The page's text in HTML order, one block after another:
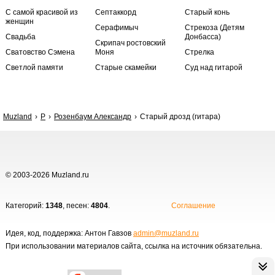
С самой красивой из
женщин
Свадьба
Сватовство Сэмена
Светлой памяти
Септаккорд
Серафимыч
Скрипач ростовский
Моня
Старые скамейки
Старый конь
Стрекоза (Детям
Донбасса)
Стрелка
Суд над гитарой
Muzland Р Розенбаум Александр Старый дрозд (гитара)
© 2003-2026 Muzland.ru
Категорий: 1348, песен: 4804. Соглашение
Идея, код, поддержка: Антон Гавзов admin@muzland.ru
При использовании материалов сайта, ссылка на источник обязательна.